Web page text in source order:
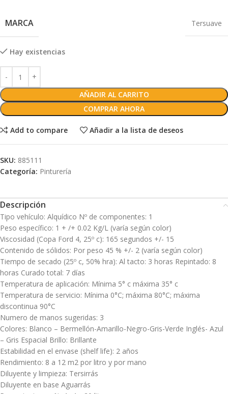
MARCA Tersuave
Hay existencias
AÑADIR AL CARRITO
COMPRAR AHORA
Add to compare Añadir a la lista de deseos
SKU: 885111
Categoría: Pinturería
Descripción
Tipo vehículo: Alquídico Nº de componentes: 1
Peso específico: 1 + /+ 0.02 Kg/L (varía según color)
Viscosidad (Copa Ford 4, 25º c): 165 segundos +/- 15
Contenido de sólidos: Por peso 45 % +/- 2 (varía según color)
Tiempo de secado (25º c, 50% hra): Al tacto: 3 horas Repintado: 8
horas Curado total: 7 días
Temperatura de aplicación: Mínima 5° c máxima 35° c
Temperatura de servicio: Mínima 0°C; máxima 80°C; máxima
discontinua 90°C
Numero de manos sugeridas: 3
Colores: Blanco – Bermellón-Amarillo-Negro-Gris-Verde Inglés- Azul
– Gris Espacial Brillo: Brillante
Estabilidad en el envase (shelf life): 2 años
Rendimiento: 8 a 12 m2 por litro y por mano
Diluyente y limpieza: Tersirrás
Diluyente en base Aguarrás